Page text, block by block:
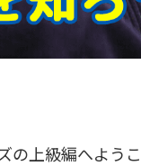
の上級編へようこ